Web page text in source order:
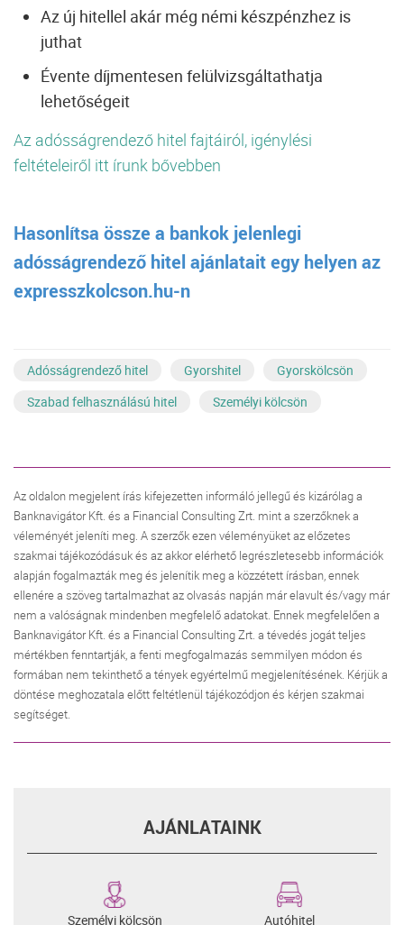
Az új hitellel akár még némi készpénzhez is
juthat
Évente díjmentesen felülvizsgáltathatja
lehetőségeit
Az adósságrendező hitel fajtáiról, igénylési
feltételeiről itt írunk bővebben
Hasonlítsa össze a bankok jelenlegi
adósságrendező hitel ajánlatait egy helyen az
expresszkolcson.hu-n
Adósságrendező hitel Gyorshitel
Gyorskölcsön
Szabad felhasználású hitel
Személyi kölcsön
Az oldalon megjelent írás kifejezetten informáló jellegű és kizárólag a
Banknavigátor Kft. és a Financial Consulting Zrt. mint a szerzőknek a
véleményét jeleníti meg. A szerzők ezen véleményüket az előzetes
szakmai tájékozódásuk és az akkor elérhető legrészletesebb információk
alapján fogalmazták meg és jelenítik meg a közzétett írásban, ennek
ellenére a szöveg tartalmazhat az olvasás napján már elavult és/vagy már
nem a valóságnak mindenben megfelelő adatokat. Ennek megfelelően a
Banknavigátor Kft. és a Financial Consulting Zrt. a tévedés jogát teljes
mértékben fenntartják, a fenti megfogalmazás semmilyen módon és
formában nem tekinthető a tények egyértelmű megjelenítésének. Kérjük a
döntése meghozatala előtt feltétlenül tájékozódjon és kérjen szakmai
segítséget.
AJÁNLATAINK
Személyi kölcsön Autóhitel